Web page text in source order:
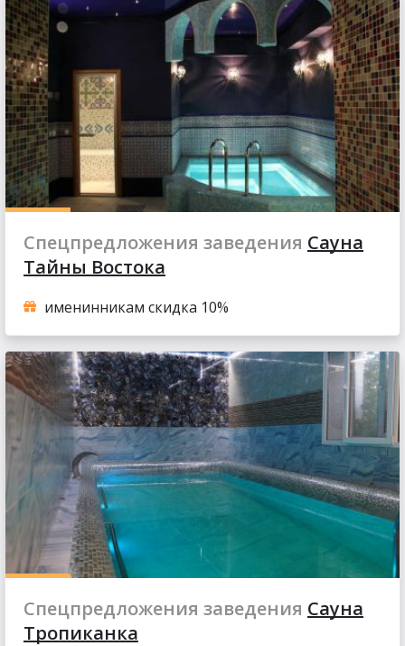
Спецпредложения заведения Сауна
Тайны Востока
именинникам скидка 10%
Спецпредложения заведения Сауна
Тропиканка